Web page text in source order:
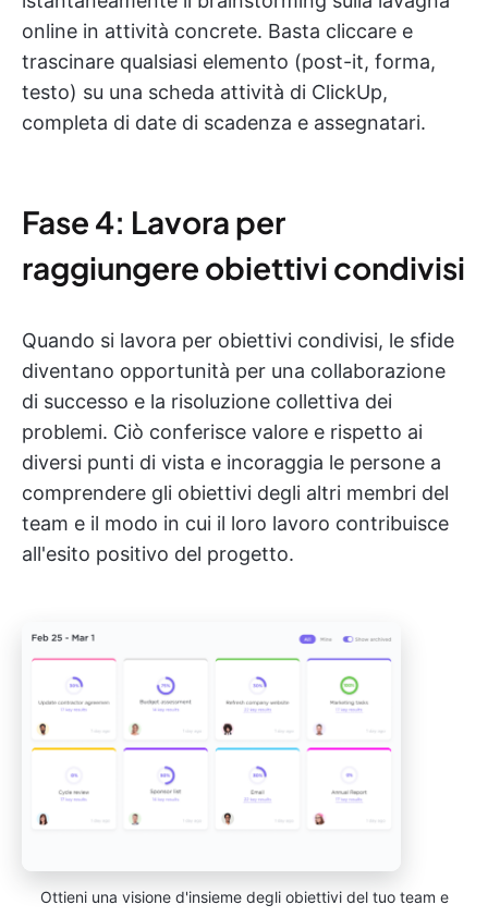
online in attività concrete. Basta cliccare e
trascinare qualsiasi elemento (post-it, forma,
testo) su una scheda attività di ClickUp,
completa di date di scadenza e assegnatari.
Fase 4: Lavora per
raggiungere obiettivi condivisi
Quando si lavora per obiettivi condivisi, le sfide
diventano opportunità per una collaborazione
di successo e la risoluzione collettiva dei
problemi. Ciò conferisce valore e rispetto ai
diversi punti di vista e incoraggia le persone a
comprendere gli obiettivi degli altri membri del
team e il modo in cui il loro lavoro contribuisce
all'esito positivo del progetto.
Ottieni una visione d'insieme degli obiettivi del tuo team e